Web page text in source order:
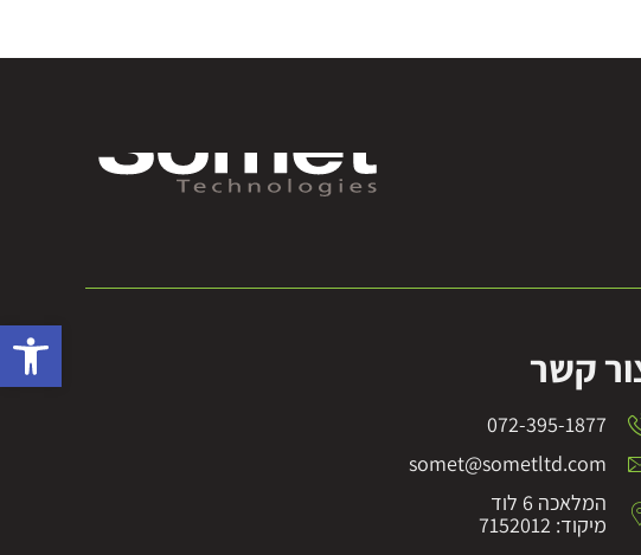
פתח
קשר
072-395-1877
somet@sometltd.com
המלאכה 6 לוד
מיקוד: 7152012